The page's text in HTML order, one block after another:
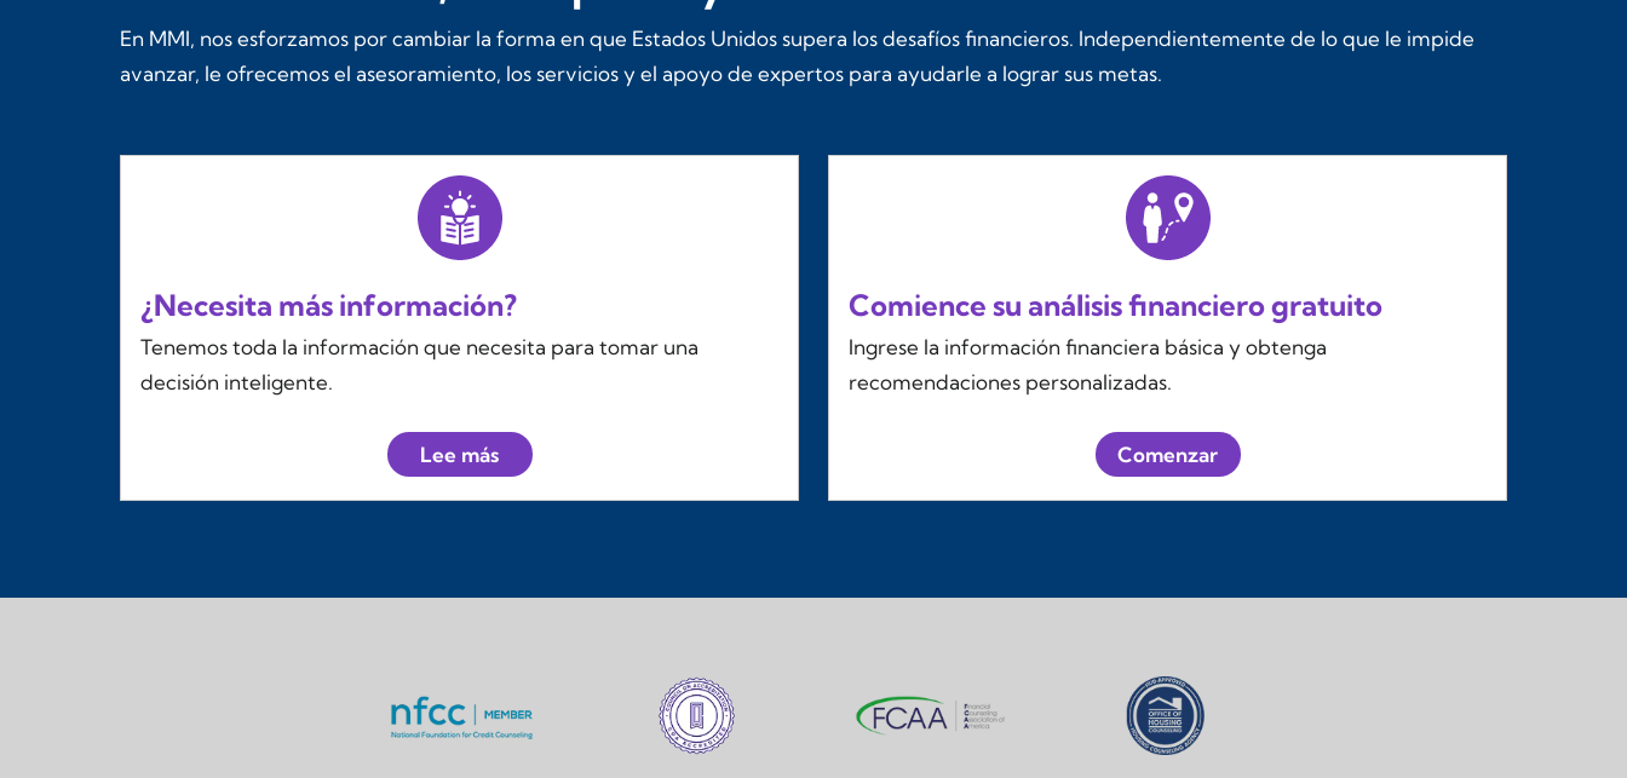
En MMI, nos esforzamos por cambiar la forma en que Estados Unidos supera los desafíos financieros. Independientemente de lo que le impide
avanzar, le ofrecemos el asesoramiento, los servicios y el apoyo de expertos para ayudarle a lograr sus metas.
¿Necesita más información?
Tenemos toda la información que necesita para tomar una
decisión inteligente.
Lee más
Comience su análisis financiero gratuito
Ingrese la información financiera básica y obtenga
recomendaciones personalizadas.
Comenzar